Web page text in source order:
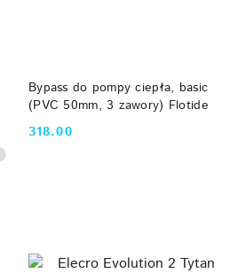
Bypass do pompy ciepła, basic
(PVC 50mm, 3 zawory) Flotide
Cena:
318.00
DO KOSZYKA